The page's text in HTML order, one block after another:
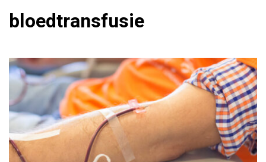
bloedtransfusie